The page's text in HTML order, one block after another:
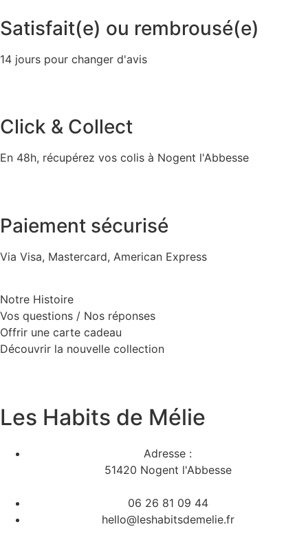
Satisfait(e) ou rembrousé(e)
14 jours pour changer d'avis
Click & Collect
En 48h, récupérez vos colis à Nogent l'Abbesse
Paiement sécurisé
Via Visa, Mastercard, American Express
Notre Histoire
Vos questions / Nos réponses
Offrir une carte cadeau
Découvrir la nouvelle collection
Les Habits de Mélie
Adresse :
51420 Nogent l'Abbesse
06 26 81 09 44
hello@leshabitsdemelie.fr